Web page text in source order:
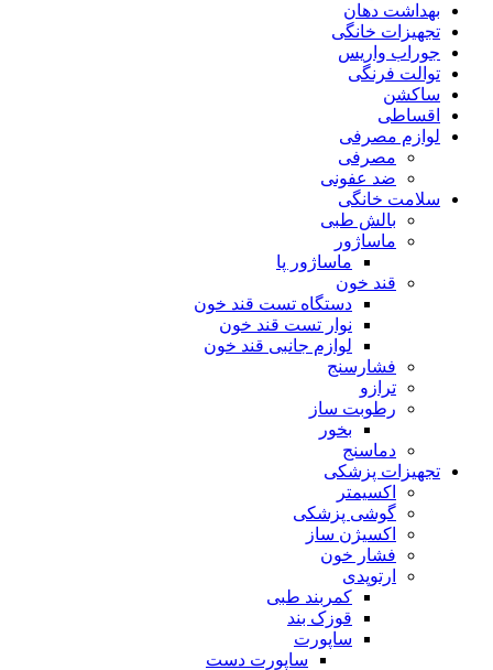
بهداشت دهان
تجهیزات خانگی
جوراب واریس
توالت فرنگی
ساکشن
اقساطی
لوازم مصرفی
مصرفی
ضد عفونی
سلامت خانگی
بالش طبی
ماساژور
ماساژور پا
قند خون
دستگاه تست قند خون
نوار تست قند خون
لوازم جانبی قند خون
فشارسنج
ترازو
رطوبت ساز
بخور
دماسنج
تجهیزات پزشکی
اکسیمتر
گوشی پزشکی
اکسیژن ساز
فشار خون
ارتوپدی
کمربند طبی
قوزک بند
ساپورت
ساپورت دست